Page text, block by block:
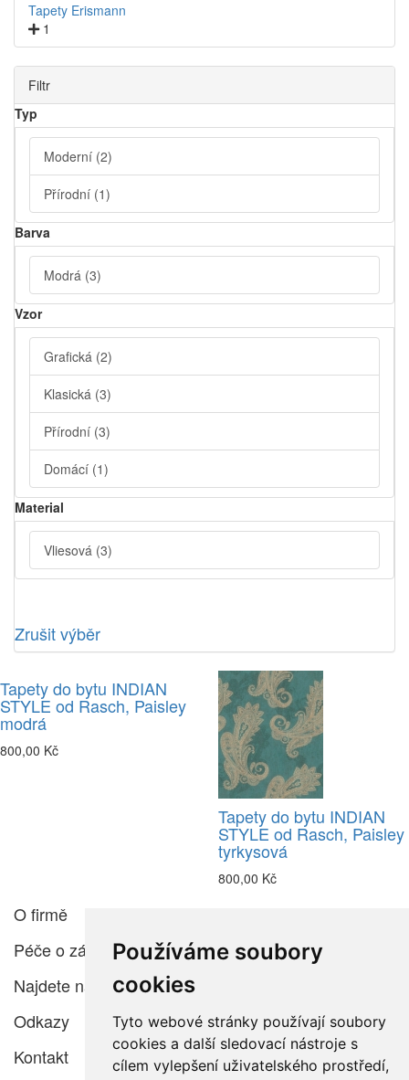
Používáme soubory
cookies
Tyto webové stránky používají soubory
cookies a další sledovací nástroje s
cílem vylepšení uživatelského prostředí,
Tapety Erismann
1
Filtr
Typ
Moderní (2)
Přírodní (1)
Barva
Modrá (3)
Vzor
Grafická (2)
Klasická (3)
Přírodní (3)
Domácí (1)
Material
Vliesová (3)
Zrušit výběr
Tapety do bytu INDIAN
STYLE od Rasch, Paisley
modrá
800,00 Kč
Tapety do bytu INDIAN
STYLE od Rasch, Paisley
tyrkysová
800,00 Kč
O firmě
Péče o zákazníka
Najdete nás
Odkazy
Kontakt